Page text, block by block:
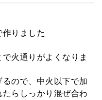
りました
火通りがよくなりま
ので、中火以下で加
らしっかり混ぜ合わ